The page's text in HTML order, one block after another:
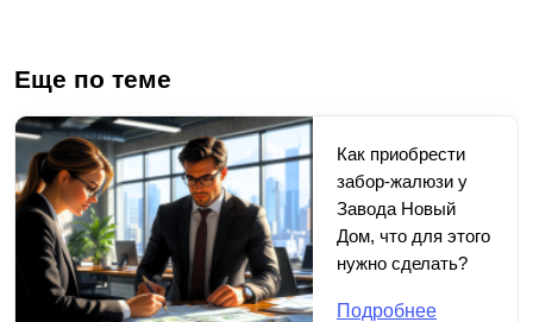
Еще по теме
Как приобрести
забор-жалюзи у
Завода Новый
Дом, что для этого
нужно сделать?
Подробнее